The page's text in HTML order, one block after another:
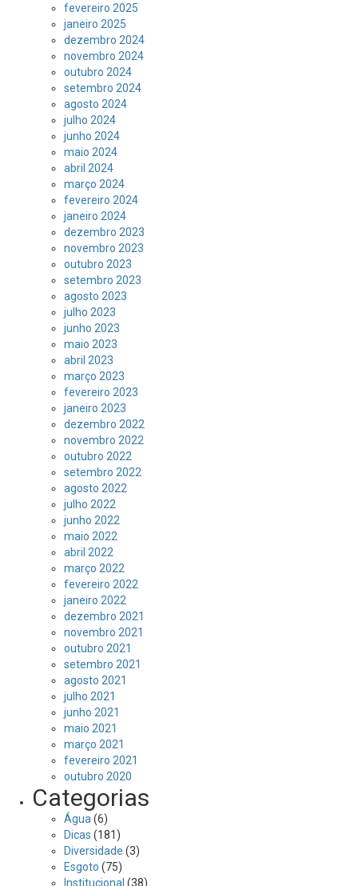
fevereiro 2025
janeiro 2025
dezembro 2024
novembro 2024
outubro 2024
setembro 2024
agosto 2024
julho 2024
junho 2024
maio 2024
abril 2024
março 2024
fevereiro 2024
janeiro 2024
dezembro 2023
novembro 2023
outubro 2023
setembro 2023
agosto 2023
julho 2023
junho 2023
maio 2023
abril 2023
março 2023
fevereiro 2023
janeiro 2023
dezembro 2022
novembro 2022
outubro 2022
setembro 2022
agosto 2022
julho 2022
junho 2022
maio 2022
abril 2022
março 2022
fevereiro 2022
janeiro 2022
dezembro 2021
novembro 2021
outubro 2021
setembro 2021
agosto 2021
julho 2021
junho 2021
maio 2021
março 2021
fevereiro 2021
outubro 2020
Categorias
Água (6)
Dicas (181)
Diversidade (3)
Esgoto (75)
Institucional (38)